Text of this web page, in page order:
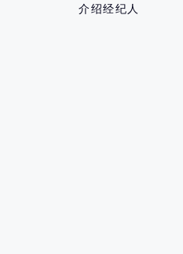
介绍经纪人